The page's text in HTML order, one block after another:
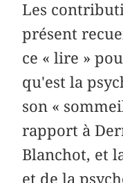
Les
présent
ce « lire »
qu'est la
son «
rapport à
Blanchot, et
et de la